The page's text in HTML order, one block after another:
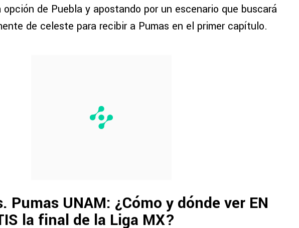
de Puebla y apostando por un escenario que buscará
de celeste para recibir a Pumas en el primer capítulo.
Pumas UNAM: ¿Cómo y dónde ver EN
la final de la Liga MX?